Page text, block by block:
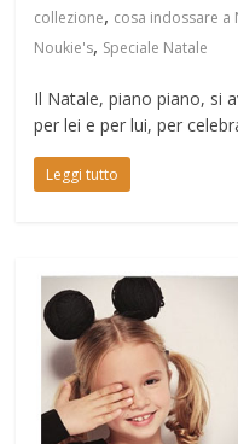
collezione, cosa indossare a
Noukie's, Speciale Natale
Il Natale, piano piano, si
per lei e per lui, per
Leggi tutto